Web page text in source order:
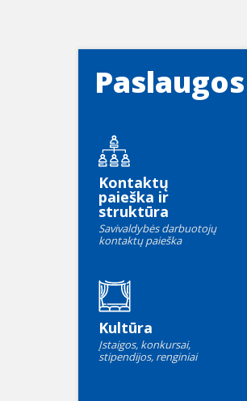
Paslaugos
Kontaktų
paieška ir
struktūra
Savivaldybės darbuotojų
kontaktų paieška
Kultūra
Įstaigos, konkursai,
stipendijos, renginiai